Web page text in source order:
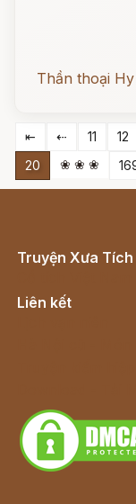
Thần thoại
⇤ ⇠ 11 12
20
❀ ❀ ❀
Truyện Xưa Tích
Liên kết